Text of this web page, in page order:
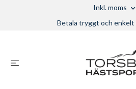
Inkl. moms
Betala tryggt och enkelt